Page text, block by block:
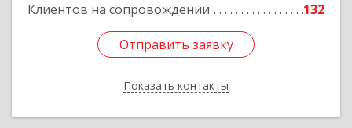
Клиентов на сопровождении 132
Отправить заявку
Показать контакты
Отправить заявку
Назад